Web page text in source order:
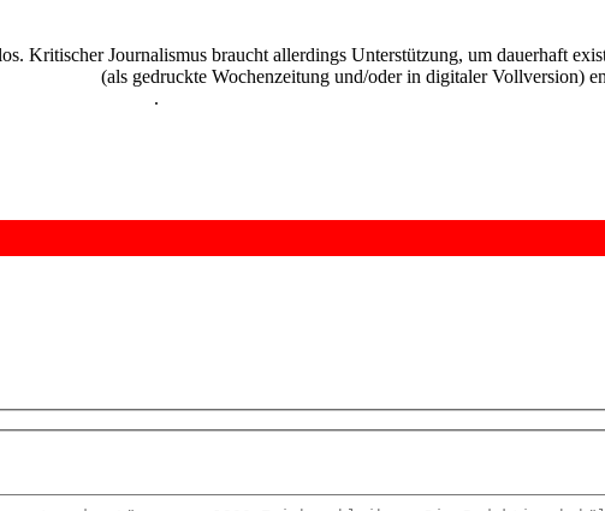
Kritischer Journalismus braucht allerdings Unterstützung, um dauerhaft
(als gedruckte Wochenzeitung und/oder in digitaler Vollversion)
.